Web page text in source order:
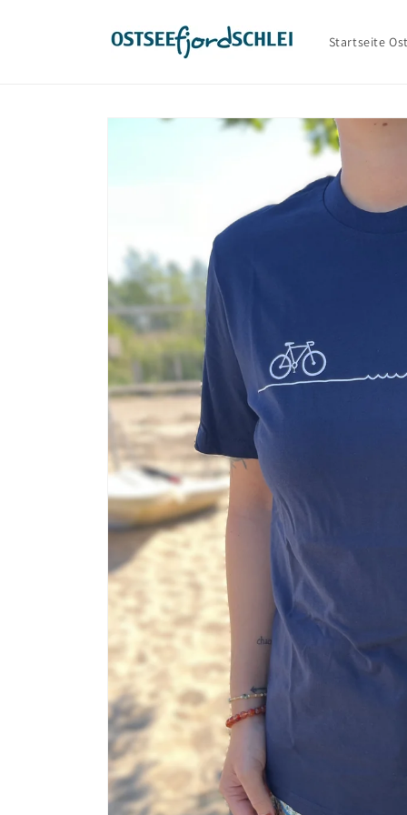
Startseite
Zu